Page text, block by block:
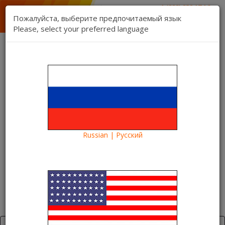
1 (888) 832 17 16
1 (888) 827 06 06
техническая поддержка
Связь Регистрация Вход
Kartina TV Brooklyn
Категории
Пожалуйста, выберите предпочитаемый язык
Please, select your preferred language
Russian | Русский